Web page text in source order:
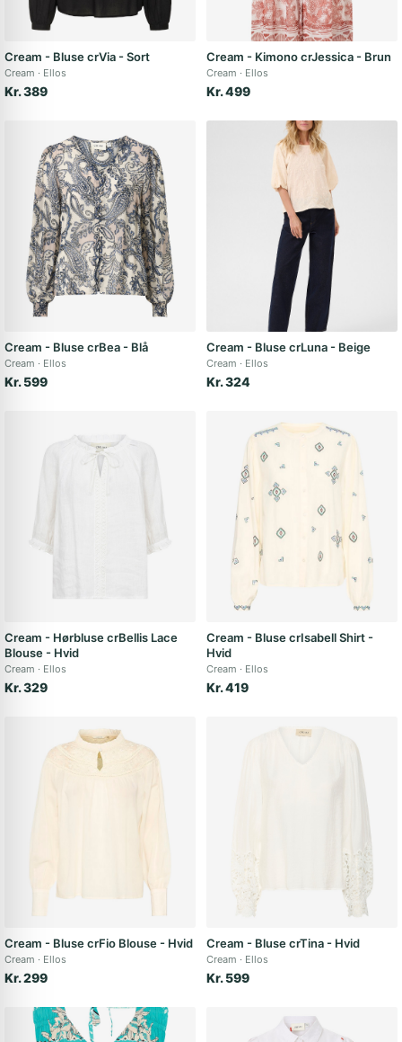
Cream - Bluse crVia - Sort
Cream Ellos
Kr. 389
Cream - Kimono crJessica - Brun
Cream Ellos
Kr. 499
Cream - Bluse crBea - Blå
Cream Ellos
Kr. 599
Cream - Bluse crLuna - Beige
Cream Ellos
Kr. 324
Cream - Hørbluse crBellis Lace
Blouse - Hvid
Cream Ellos
Kr. 329
Cream - Bluse crIsabell Shirt -
Hvid
Cream Ellos
Kr. 419
Cream - Bluse crFio Blouse - Hvid
Cream Ellos
Kr. 299
Cream - Bluse crTina - Hvid
Cream Ellos
Kr. 599